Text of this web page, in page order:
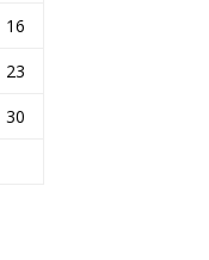
16
23
30